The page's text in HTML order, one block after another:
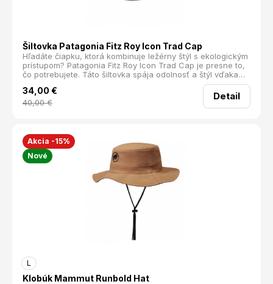
Šiltovka Patagonia Fitz Roy Icon Trad Cap
Hľadáte čiapku, ktorá kombinuje ležérny štýl s ekologickým
prístupom? Patagonia Fitz Roy Icon Trad Cap je presne to,
čo potrebujete. Táto šiltovka spája odolnosť a štýl vďaka
svojmu bio bavlnenému plátnu, z ktorého je vyrobená
korunka aj šilt. Navyše, šilt má jadro z recyklovaných
rybárskych sietí NetPlus®, čím prispieva k ochrane našich
34,00 €
40,00€
Detail
Akcia -15%
Nové
L
Klobúk Mammut Runbold Hat